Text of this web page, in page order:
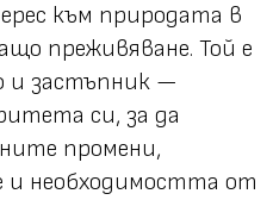
към природата в
преживяване. Той е
и застъпник —
си, за да
промени,
и необходимостта от